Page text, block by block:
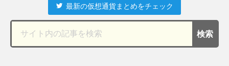
最新の仮想通貨まとめをチェック